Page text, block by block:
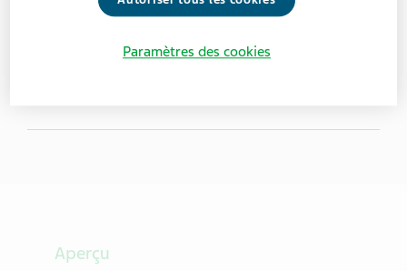
Vécu avec la maladie :11 années
Aperçu
Paramètres des cookies